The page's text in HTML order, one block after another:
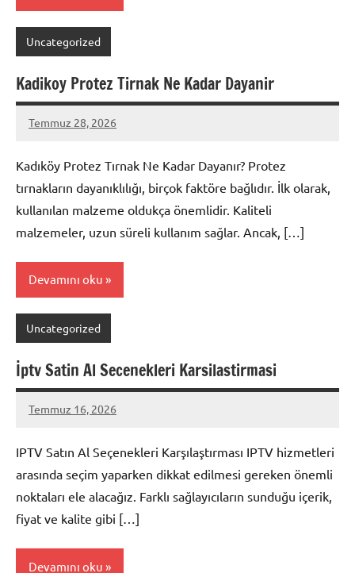
Uncategorized
Kadikoy Protez Tirnak Ne Kadar Dayanir
Temmuz 28, 2026
admin
Yorum
Kadıköy Protez Tırnak Ne Kadar Dayanır? Protez
tırnakların dayanıklılığı, birçok faktöre bağlıdır. İlk olarak,
kullanılan malzeme oldukça önemlidir. Kaliteli
malzemeler, uzun süreli kullanım sağlar. Ancak, […]
Devamını oku
Uncategorized
İptv Satin Al Secenekleri Karsilastirmasi
Temmuz 16, 2026
admin
Yorum
IPTV Satın Al Seçenekleri Karşılaştırması IPTV hizmetleri
arasında seçim yaparken dikkat edilmesi gereken önemli
noktaları ele alacağız. Farklı sağlayıcıların sunduğu içerik,
fiyat ve kalite gibi […]
Devamını oku